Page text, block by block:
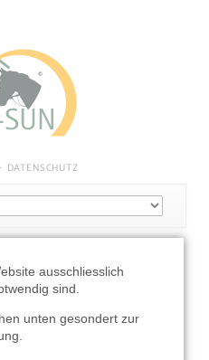
DATENSCHUTZ
ausschliesslich
sind.
unten gesondert zur